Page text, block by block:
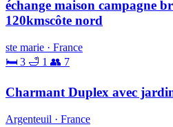
échange maison campagne
120kmscôte nord
ste marie · France
🛏 3 🛁 1 👥 7
Charmant Duplex avec
Argenteuil · France